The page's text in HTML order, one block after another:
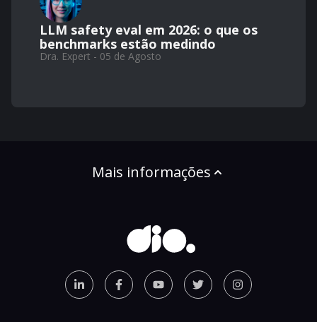
LLM safety eval em 2026: o que os
benchmarks estão medindo
Dra. Expert - 05 de Agosto
Mais informações